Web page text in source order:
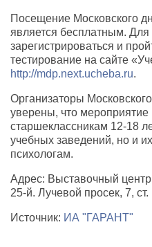
Посещение Московского
является бесплатным.
зарегистрироваться и
тестирование на сайте
http://mdp.next.ucheba.ru.
Организаторы
уверены, что мероприятие
старшеклассникам 12-18
учебных заведений, но и
психологам.
Адрес: Выставочный
25-й. Лучевой просек, 7,
Источник: ИА "ГАРАНТ"